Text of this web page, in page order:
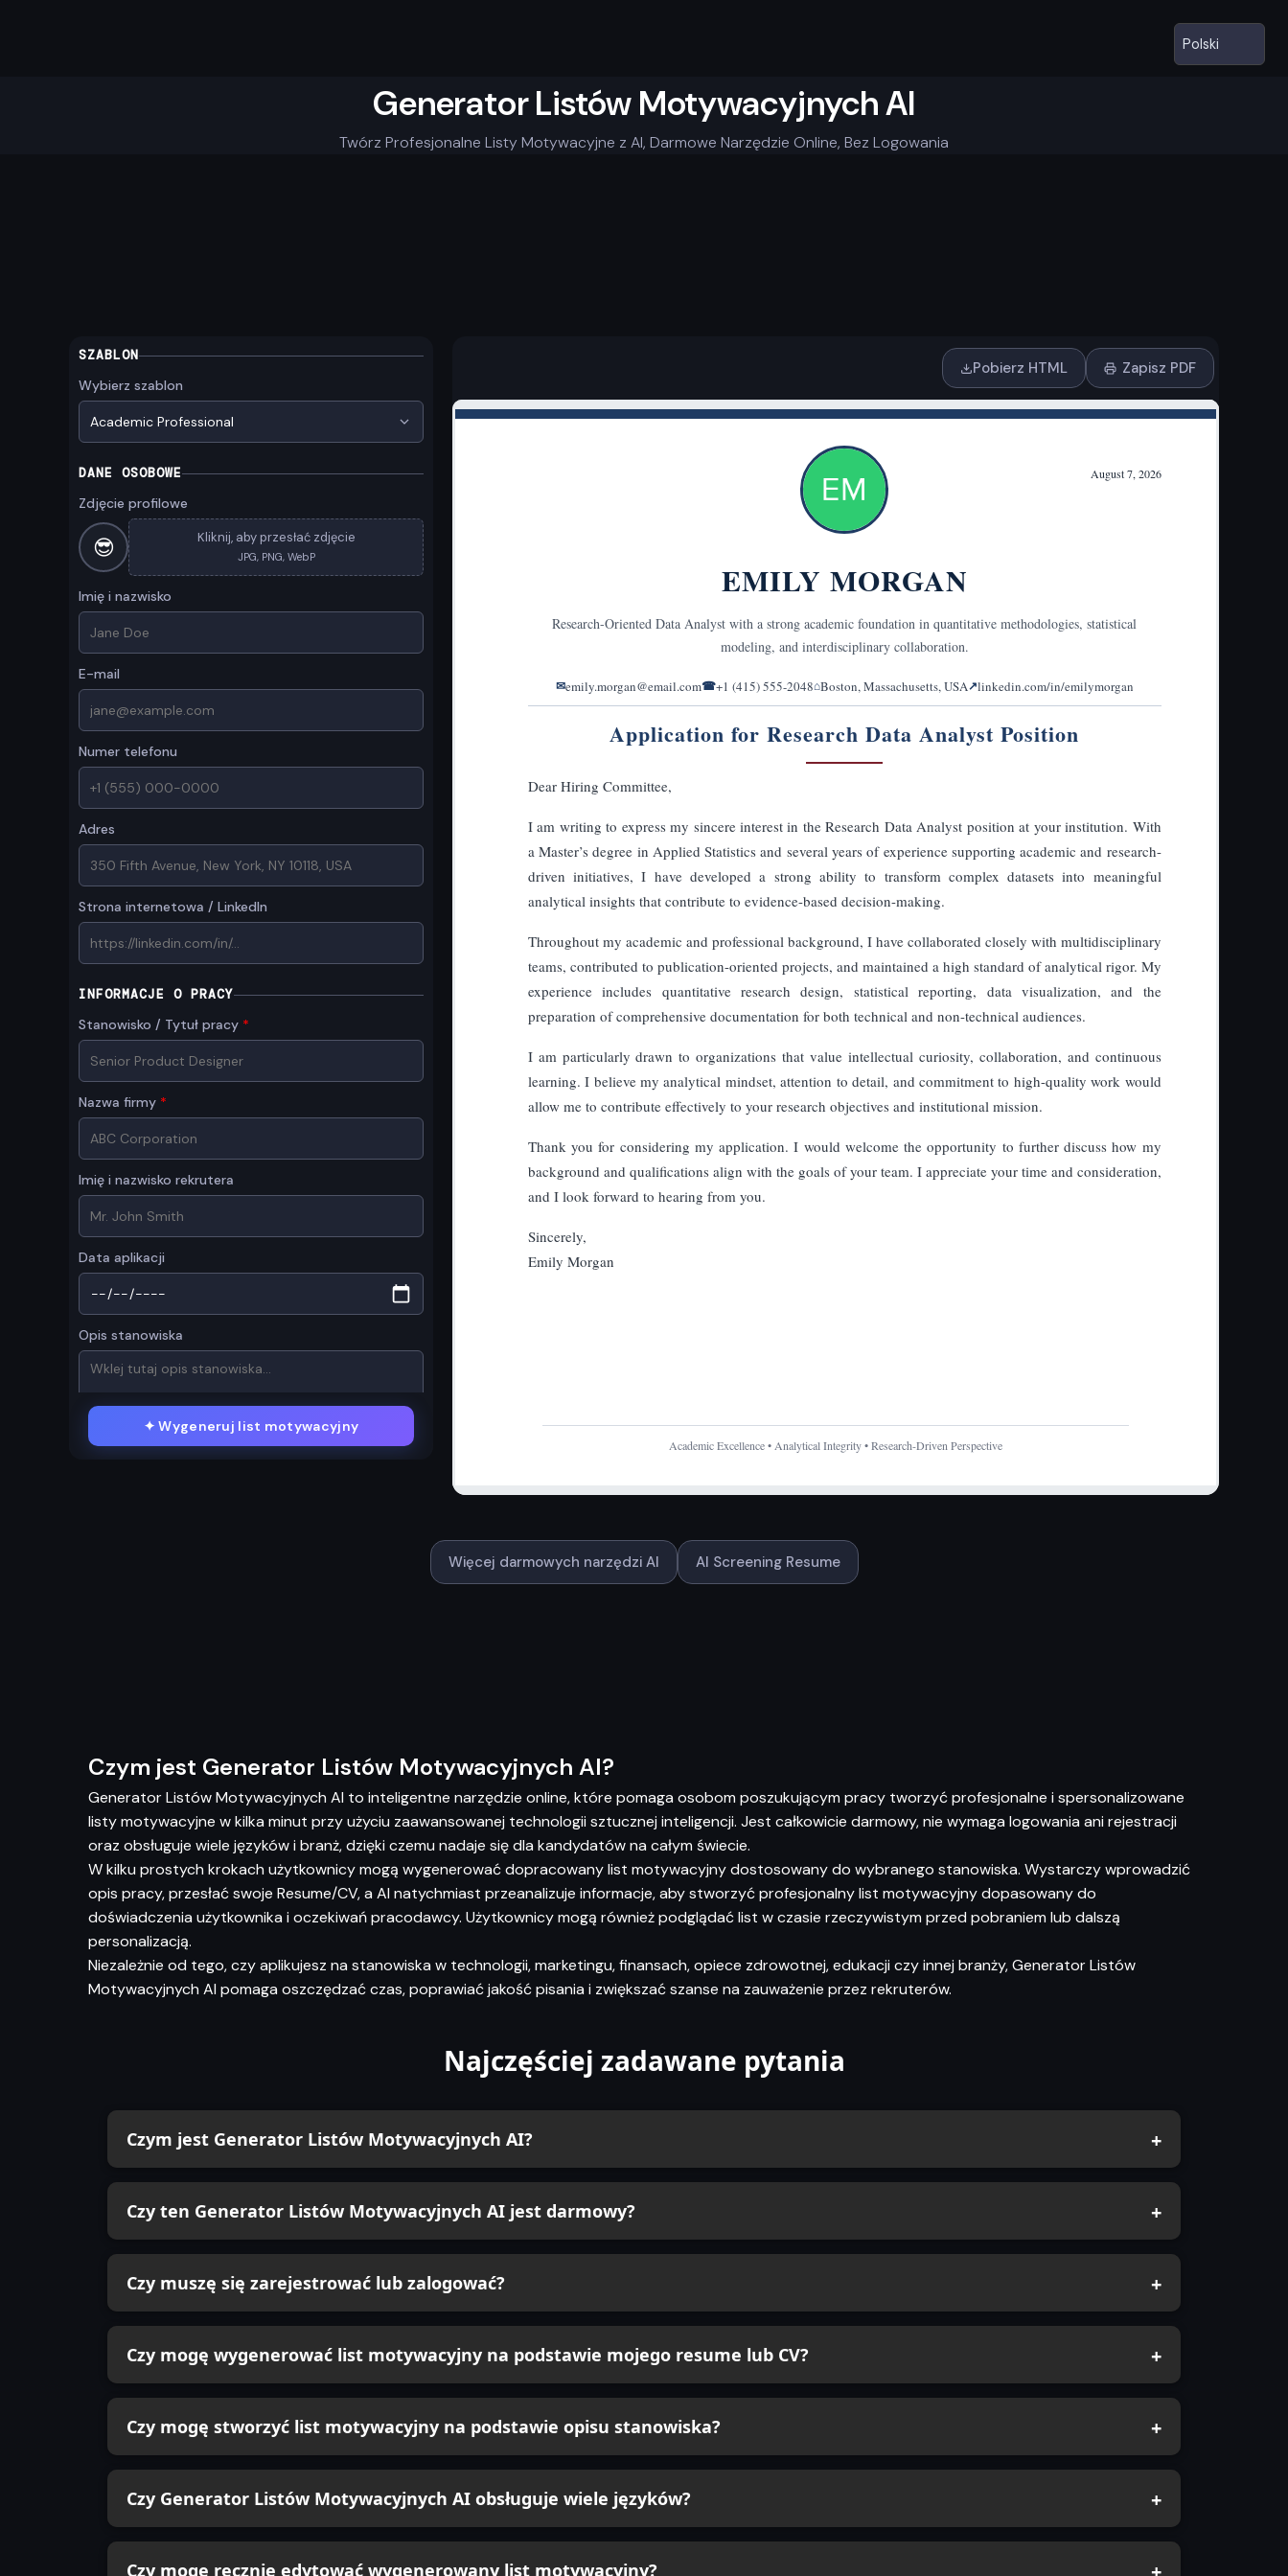
Generator Listów Motywacyjnych AI
Twórz Profesjonalne Listy Motywacyjne z AI, Darmowe Narzędzie Online, Bez Logowania
SZABLON
Wybierz szablon
Academic Professional
DANE OSOBOWE
Zdjęcie profilowe
😎 Kliknij, aby przesłać zdjęcie
JPG, PNG, WebP
Imię i nazwisko
E-mail
Numer telefonu
Adres
Strona internetowa / LinkedIn
INFORMACJE O PRACY
Stanowisko / Tytuł pracy *
Nazwa firmy *
Imię i nazwisko rekrutera
Data aplikacji
Opis stanowiska
STYL I FORMATOWANIE
Ton
Profesjonalny Pewny siebie
Entuzjastyczny
Formalny
Przyjazny
Konwersacyjny
Przekonujący
Kierowniczy
Korporacyjny
Nowoczesny
Kreatywny
Minimalistyczny
Ambitny
Zorientowany na wyniki
Średni Długi
Język wyjściowy
✦Wygeneruj list motywacyjny
Pobierz HTML Zapisz PDF
Więcej darmowych narzędzi AI AI Screening Resume
Czym jest Generator Listów Motywacyjnych AI?
Generator Listów Motywacyjnych AI to inteligentne narzędzie online, które pomaga osobom poszukującym pracy tworzyć profesjonalne i spersonalizowane
listy motywacyjne w kilka minut przy użyciu zaawansowanej technologii sztucznej inteligencji. Jest całkowicie darmowy, nie wymaga logowania ani rejestracji
oraz obsługuje wiele języków i branż, dzięki czemu nadaje się dla kandydatów na całym świecie.
W kilku prostych krokach użytkownicy mogą wygenerować dopracowany list motywacyjny dostosowany do wybranego stanowiska. Wystarczy wprowadzić
opis pracy, przesłać swoje Resume/CV, a AI natychmiast przeanalizuje informacje, aby stworzyć profesjonalny list motywacyjny dopasowany do
doświadczenia użytkownika i oczekiwań pracodawcy. Użytkownicy mogą również podglądać list w czasie rzeczywistym przed pobraniem lub dalszą
personalizacją.
Niezależnie od tego, czy aplikujesz na stanowiska w technologii, marketingu, finansach, opiece zdrowotnej, edukacji czy innej branży, Generator Listów
Motywacyjnych AI pomaga oszczędzać czas, poprawiać jakość pisania i zwiększać szanse na zauważenie przez rekruterów.
Najczęściej zadawane pytania
Czym jest Generator Listów Motywacyjnych AI?
Czy ten Generator Listów Motywacyjnych AI jest darmowy?
Czy muszę się zarejestrować lub zalogować?
Czy mogę wygenerować list motywacyjny na podstawie mojego resume lub CV?
Czy mogę stworzyć list motywacyjny na podstawie opisu stanowiska?
Czy Generator Listów Motywacyjnych AI obsługuje wiele języków?
Czy mogę ręcznie edytować wygenerowany list motywacyjny?